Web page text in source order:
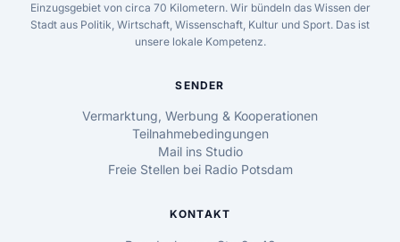
Einzugsgebiet von circa 70 Kilometern. Wir bündeln das Wissen der
Stadt aus Politik, Wirtschaft, Wissenschaft, Kultur und Sport. Das ist
unsere lokale Kompetenz.
SENDER
Vermarktung, Werbung & Kooperationen
Teilnahmebedingungen
Mail ins Studio
Freie Stellen bei Radio Potsdam
KONTAKT